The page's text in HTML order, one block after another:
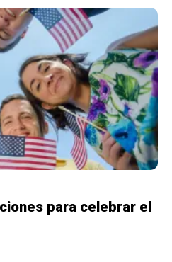
para celebrar el